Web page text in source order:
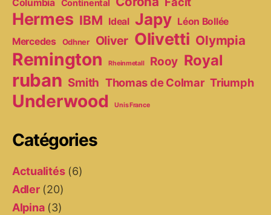
Columbia Continental
Hermes IBM Ideal Japy Léon Bollée
Mercedes
Odhner Oliver Olivetti Olympia
Remington Rheinmetall Rooy Royal
ruban Smith Thomas de Colmar Triumph
Underwood Unis France
Catégories
Actualités(6)
Adler(20)
Alpina(3)